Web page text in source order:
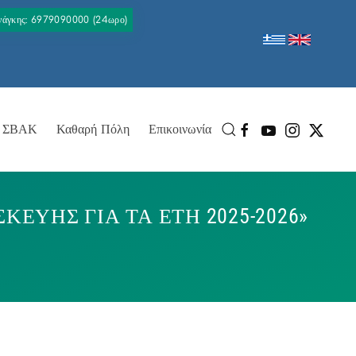
6979090000 (24ωρο)
ΣΒΑΚ Καθαρή Πόλη Επικοινωνία
ΓΙΑ ΤΑ ΕΤΗ 2025-2026»